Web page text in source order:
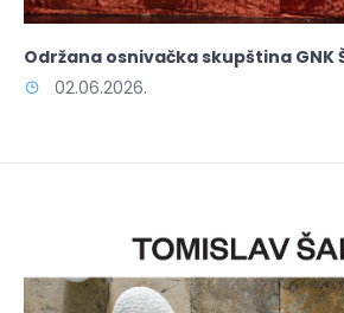
Održana osnivačka skupština GNK
02.06.2026.